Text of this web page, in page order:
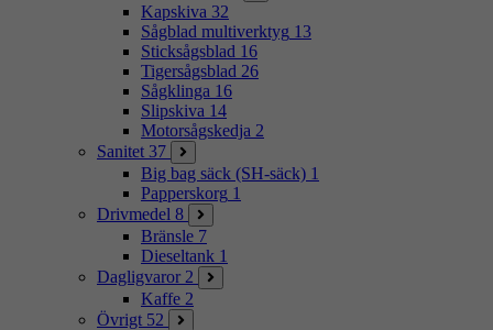
Kapskiva 32
Sågblad multiverktyg 13
Sticksågsblad 16
Tigersågsblad 26
Sågklinga 16
Slipskiva 14
Motorsågskedja 2
Sanitet 37
Big bag säck (SH-säck) 1
Papperskorg 1
Drivmedel 8
Bränsle 7
Dieseltank 1
Dagligvaror 2
Kaffe 2
Övrigt 52